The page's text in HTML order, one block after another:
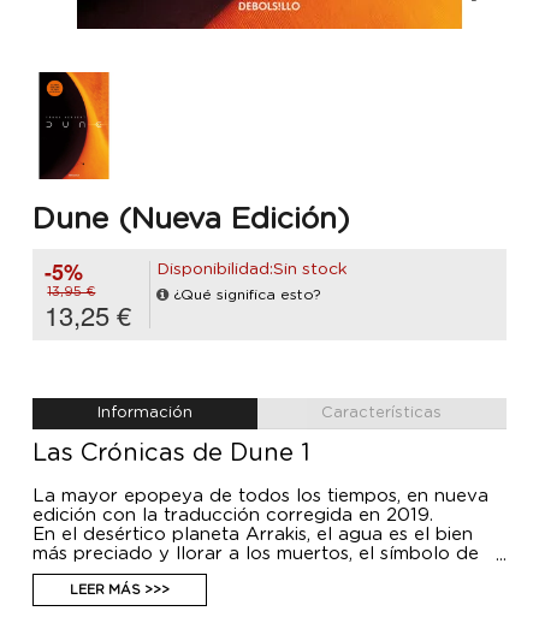
Dune (Nueva Edición)
-5%
13,95 €
13,25 €
Disponibilidad:Sin stock
¿Qué significa esto?
Información Características
Las Crónicas de Dune 1
La mayor epopeya de todos los tiempos, en nueva
edición con la traducción corregida en 2019.
En el desértico planeta Arrakis, el agua es el bien
más preciado y llorar a los muertos, el símbolo de
máxima prodigalidad. Pero algo hace de Arrakis una
pieza estratégica para los intereses del Emperador,
las Grandes Casas y la Cofradía, los tres grandes
LEER MÁS >>>